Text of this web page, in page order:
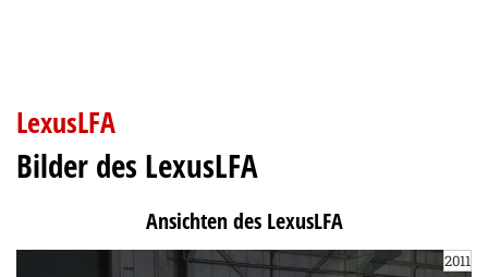
LexusLFA
Bilder des LexusLFA
Ansichten des LexusLFA
2011